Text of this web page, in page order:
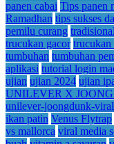
panen cabai Tips panen
Ramadhan tips sukses
pemilu curang
trucukan gacor trucukan
tumbuhan tumbuhan
aplikasi tutorial login
ujian ujian 2024 ujian
UNILEVER X
unilever-joongdunk-viral
ikan patin Venus Flytrap
vs mallorca viral media